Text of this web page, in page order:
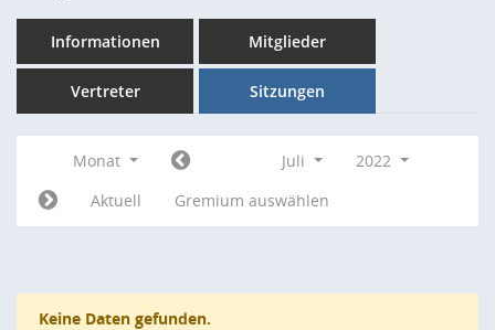
Informationen Mitglieder
Vertreter Sitzungen
Monat Juli
2022
Aktuell
Gremium auswählen
Keine Daten gefunden.